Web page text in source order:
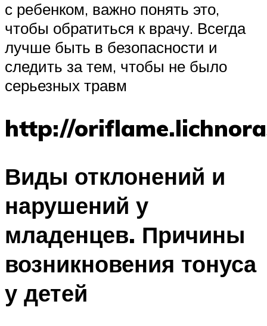
с ребенком, важно понять это,
чтобы обратиться к врачу. Всегда
лучше быть в безопасности и
следить за тем, чтобы не было
серьезных травм
http://
Виды отклонений и
нарушений у
младенцев. Причины
возникновения тонуса
у детей